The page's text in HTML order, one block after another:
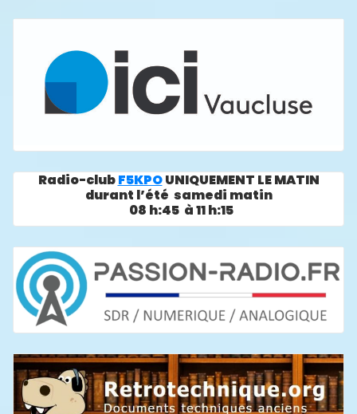
Radio-clubF5KPOUNIQUEMENT LE MATIN
durant l’été samedi matin
08 h:45 à 11 h:15